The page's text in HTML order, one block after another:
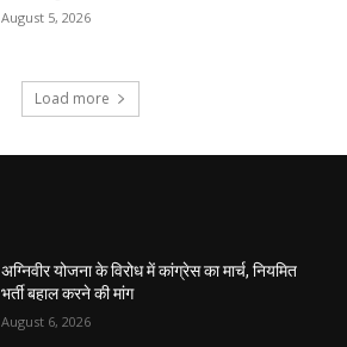
August 5, 2026
Load more
अग्निवीर योजना के विरोध में कांग्रेस का मार्च, नियमित
भर्ती बहाल करने की मांग
August 6, 2026